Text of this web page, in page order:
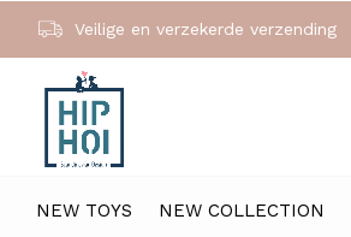
NEW TOYS NEW COLLECTION
Veilige en verzekerde verzending